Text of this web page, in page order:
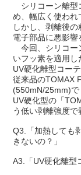
シリコーン離型
め、幅広く使われ
しかし、剥離後の
電子部品に悪影響
今回、シリコー
いフッ素を適用し
UV硬化離型コー
従来品のTOMAX
(550mN/25mm)で
UV硬化型の「
う低い剥離強度で
Q3.「加熱しても
きないの？」
A3.「UV硬化離型